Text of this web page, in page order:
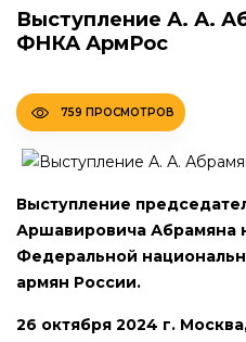
Выступление А. А.
ФНКА АрмРос
759 ПРОСМОТРОВ
Выступление
Аршавировича Абрамяна
Федеральной
армян России.
26 октября 2024 г.